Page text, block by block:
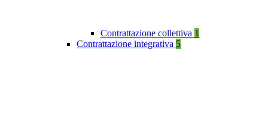
Contrattazione collettiva 1
Contrattazione integrativa 5